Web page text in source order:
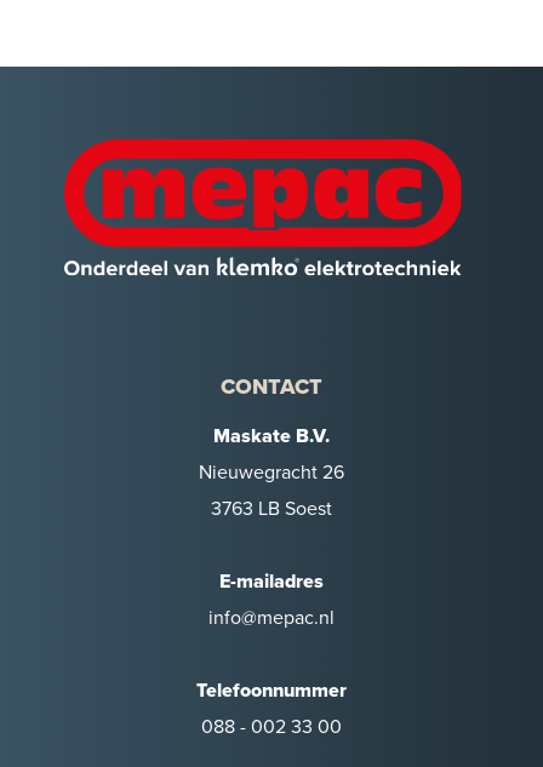
CONTACT
Maskate B.V.
Nieuwegracht 26
3763 LB Soest
E-mailadres
info@mepac.nl
Telefoonnummer
088 - 002 33 00